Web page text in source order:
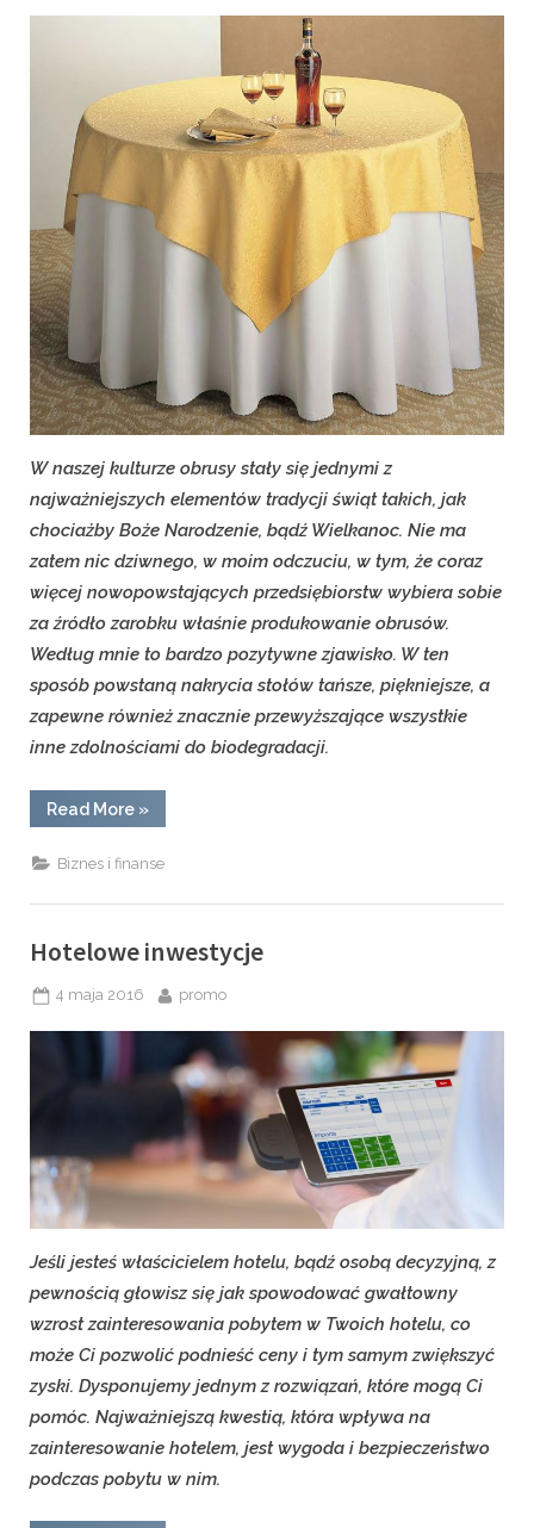
W naszej kulturze obrusy stały się jednymi z
najważniejszych elementów tradycji świąt takich, jak
chociażby Boże Narodzenie, bądź Wielkanoc. Nie ma
zatem nic dziwnego, w moim odczuciu, w tym, że coraz
więcej nowopowstających przedsiębiorstw wybiera sobie
za źródło zarobku właśnie produkowanie obrusów.
Według mnie to bardzo pozytywne zjawisko. W ten
sposób powstaną nakrycia stołów tańsze, piękniejsze, a
zapewne również znacznie przewyższające wszystkie
inne zdolnościami do biodegradacji.
Read More“O
obrusach
kilka”
»
Biznes i finanse
Hotelowe inwestycje
Posted
4 maja 2016 By
promo
Jeśli jesteś właścicielem hotelu, bądź osobą decyzyjną, z
pewnością głowisz się jak spowodować gwałtowny
wzrost zainteresowania pobytem w Twoich hotelu, co
może Ci pozwolić podnieść ceny i tym samym zwiększyć
zyski. Dysponujemy jednym z rozwiązań, które mogą Ci
pomóc. Najważniejszą kwestią, która wpływa na
zainteresowanie hotelem, jest wygoda i bezpieczeństwo
podczas pobytu w nim.